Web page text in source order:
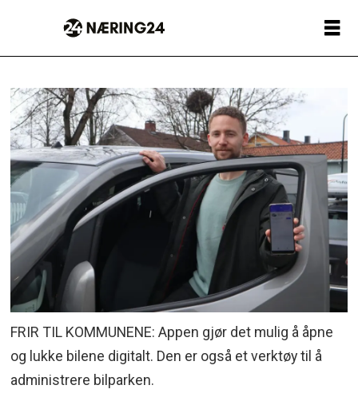
FRIR TIL KOMMUNENE: Appen gjør det mulig å åpne
og lukke bilene digitalt. Den er også et verktøy til å
administrere bilparken.